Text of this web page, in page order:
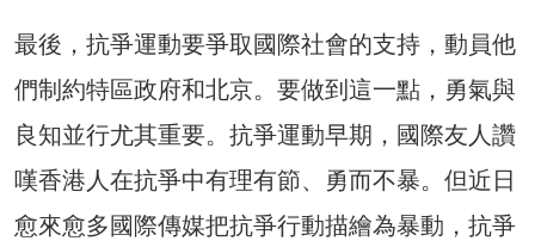
最後，抗爭運動要爭取國際社會的支持，動員他
們制約特區政府和北京。要做到這一點，勇氣與
良知並行尤其重要。抗爭運動早期，國際友人讚
嘆香港人在抗爭中有理有節、勇而不暴。但近日
愈來愈多國際傳媒把抗爭行動描繪為暴動，抗爭